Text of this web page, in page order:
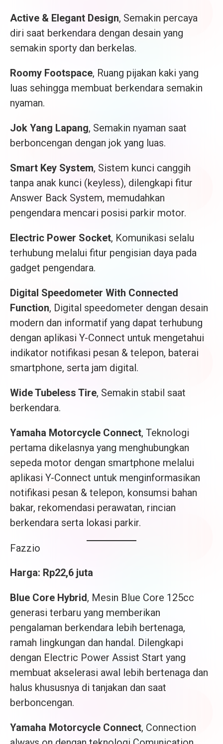
Active & Elegant Design, Semakin percaya
diri saat berkendara dengan desain yang
semakin sporty dan berkelas.
Roomy Footspace, Ruang pijakan kaki yang
luas sehingga membuat berkendara semakin
nyaman.
Jok Yang Lapang, Semakin nyaman saat
berboncengan dengan jok yang luas.
Smart Key System, Sistem kunci canggih
tanpa anak kunci (keyless), dilengkapi fitur
Answer Back System, memudahkan
pengendara mencari posisi parkir motor.
Electric Power Socket, Komunikasi selalu
terhubung melalui fitur pengisian daya pada
gadget pengendara.
Digital Speedometer With Connected
Function, Digital speedometer dengan desain
modern dan informatif yang dapat terhubung
dengan aplikasi Y-Connect untuk mengetahui
indikator notifikasi pesan & telepon, baterai
smartphone, serta jam digital.
Wide Tubeless Tire, Semakin stabil saat
berkendara.
Yamaha Motorcycle Connect, Teknologi
pertama dikelasnya yang menghubungkan
sepeda motor dengan smartphone melalui
aplikasi Y-Connect untuk menginformasikan
notifikasi pesan & telepon, konsumsi bahan
bakar, rekomendasi perawatan, rincian
berkendara serta lokasi parkir.
Fazzio
Harga: Rp22,6 juta
Blue Core Hybrid, Mesin Blue Core 125cc
generasi terbaru yang memberikan
pengalaman berkendara lebih bertenaga,
ramah lingkungan dan handal. Dilengkapi
dengan Electric Power Assist Start yang
membuat akselerasi awal lebih bertenaga dan
halus khususnya di tanjakan dan saat
berboncengan.
Yamaha Motorcycle Connect, Connection